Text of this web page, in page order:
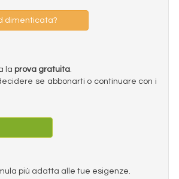
dimenticata?
la prova gratuita.
se abbonarti o continuare con i
più adatta alle tue esigenze.